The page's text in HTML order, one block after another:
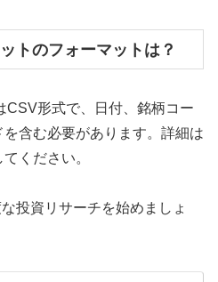
トのフォーマットは？
CSV形式で、日付、銘柄コー
を含む必要があります。詳細は
ください。
投資リサーチを始めましょ